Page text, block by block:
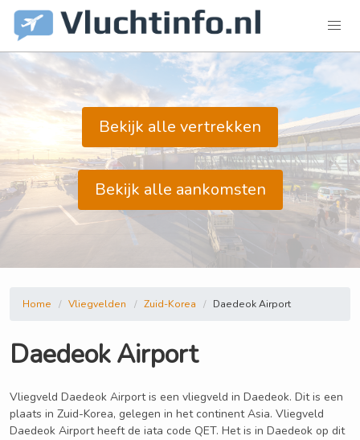
Bekijk alle vertrekken
Bekijk alle aankomsten
Home Vliegvelden Zuid-Korea Daedeok Airport
Daedeok Airport
Vliegveld Daedeok Airport is een vliegveld in Daedeok. Dit is een
plaats in Zuid-Korea, gelegen in het continent Asia. Vliegveld
Daedeok Airport heeft de iata code QET. Het is in Daedeok op dit